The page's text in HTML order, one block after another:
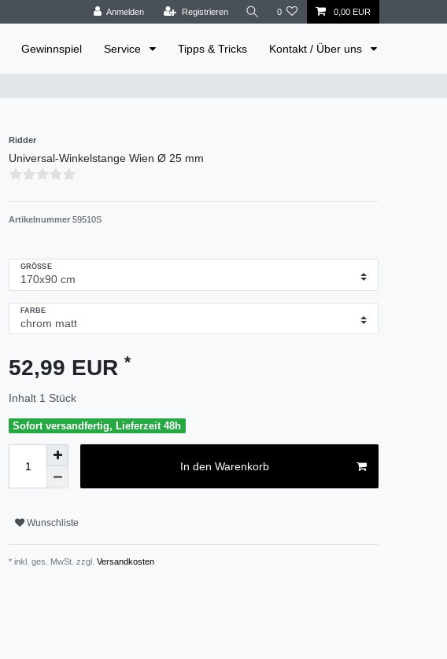
Anmelden Registrieren 0 0,00 EUR
Gewinnspiel Service Tipps & Tricks Kontakt / Über uns
Ridder
Universal-Winkelstange Wien Ø 25 mm
Artikelnummer 59510S
GRÖSSE
FARBE
52,99 EUR *
Inhalt 1 Stück
Sofort versandfertig, Lieferzeit 48h
In den Warenkorb
Wunschliste
* inkl. ges. MwSt. zzgl. Versandkosten